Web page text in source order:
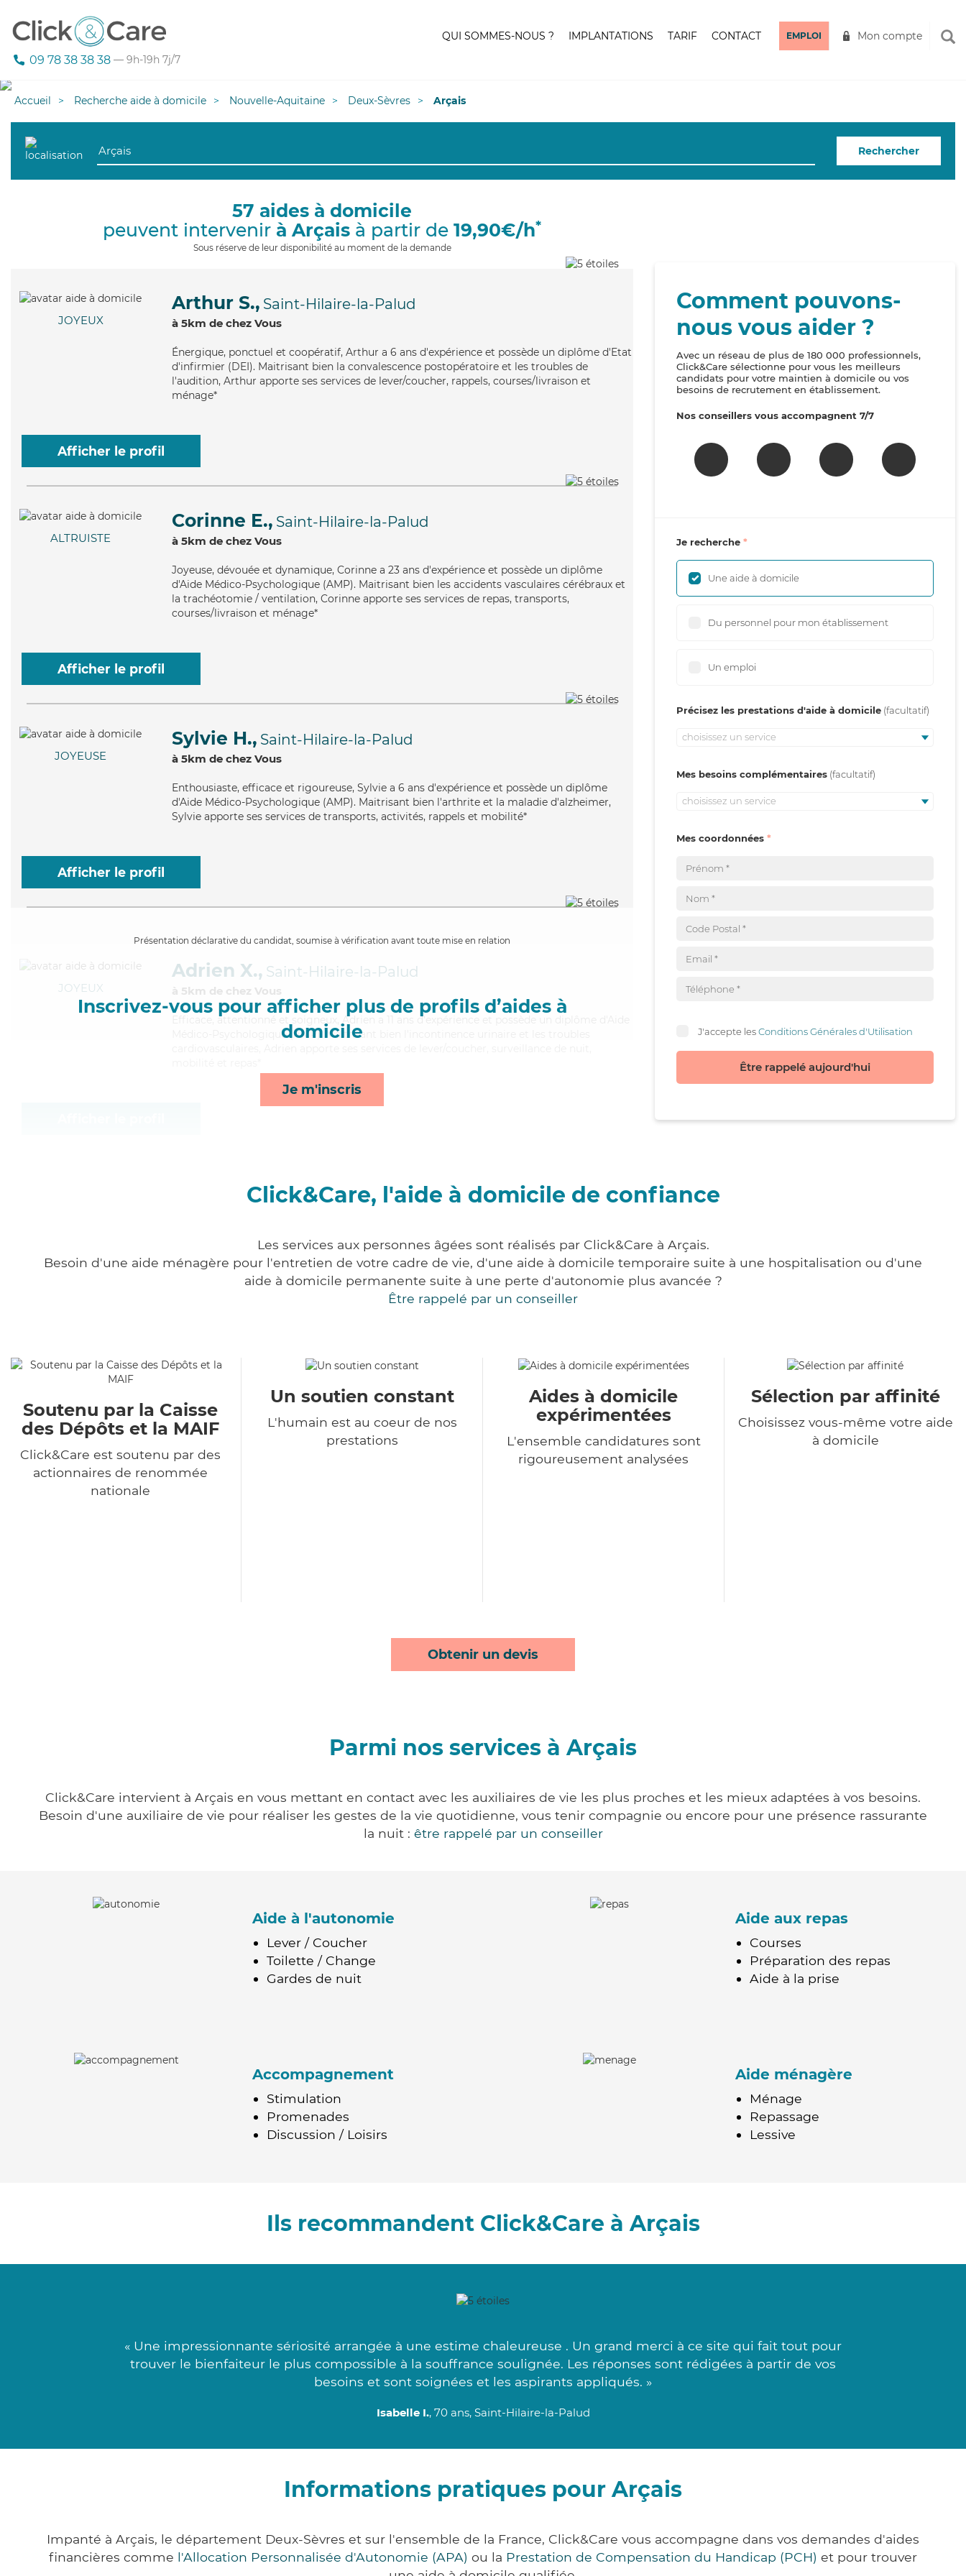
09 78 38 38 38 — 9h-19h 7j/7
QUI SOMMES-NOUS ? IMPLANTATIONS TARIF CONTACT EMPLOI Mon compte
Accueil Recherche aide à domicile Nouvelle-Aquitaine Deux-Sèvres Arçais
Rechercher
57 aides à domicile
peuvent intervenir à Arçais à partir de 19,90€/h*
Sous réserve de leur disponibilité au moment de la demande
JOYEUX
Arthur S., Saint-Hilaire-la-Palud
à 5km de chez Vous
Énergique, ponctuel et coopératif, Arthur a 6 ans d'expérience et possède un diplôme d'Etat
d'infirmier (DEI). Maitrisant bien la convalescence postopératoire et les troubles de
l'audition, Arthur apporte ses services de lever/coucher, rappels, courses/livraison et
ménage*
Afficher le profil
ALTRUISTE
Corinne E., Saint-Hilaire-la-Palud
à 5km de chez Vous
Joyeuse, dévouée et dynamique, Corinne a 23 ans d'expérience et possède un diplôme
d'Aide Médico-Psychologique (AMP). Maitrisant bien les accidents vasculaires cérébraux et
la trachéotomie / ventilation, Corinne apporte ses services de repas, transports,
courses/livraison et ménage*
Afficher le profil
JOYEUSE
Sylvie H., Saint-Hilaire-la-Palud
à 5km de chez Vous
Enthousiaste, efficace et rigoureuse, Sylvie a 6 ans d'expérience et possède un diplôme
d'Aide Médico-Psychologique (AMP). Maitrisant bien l'arthrite et la maladie d'alzheimer,
Sylvie apporte ses services de transports, activités, rappels et mobilité*
Afficher le profil
Présentation déclarative du candidat, soumise à vérification avant toute mise en relation
Inscrivez-vous pour afficher plus de profils d’aides à
domicile
Je m'inscris
JOYEUX
Adrien X., Saint-Hilaire-la-Palud
à 5km de chez Vous
, attentionné et soigneux, Adrien a 11 ans d'expérience et possède un diplôme d'Aide
Médico-Psychologique (AMP). Maitrisant bien l'incontinence urinaire et les troubles
Comment pouvons-
nous vous aider ?
Avec un réseau de plus de 180 000 professionnels,
Click&Care sélectionne pour vous les meilleurs
candidats pour votre maintien à domicile ou vos
besoins de recrutement en établissement.
Nos conseillers vous accompagnent 7/7
Je recherche
Une aide à domicile
Du personnel pour mon établissement
Un emploi
Précisez les prestations d'aide à domicile
choisissez un service
Mes besoins complémentaires
choisissez un service
Mes coordonnées
J'accepte lesConditions Générales d'Utilisation
Être rappelé aujourd'hui
Click&Care, l'aide à domicile de confiance
Les services aux personnes âgées sont réalisés par Click&Care à Arçais.
Besoin d'une aide ménagère pour l'entretien de votre cadre de vie, d'une aide à domicile temporaire suite à une hospitalisation ou d'une
aide à domicile permanente suite à une perte d'autonomie plus avancée ?
Être rappelé par un conseiller
Soutenu par la Caisse
des Dépôts et la MAIF
Click&Care est soutenu par des
actionnaires de renommée
nationale
Un soutien constant
L'humain est au coeur de nos
prestations
Aides à domicile
expérimentées
L'ensemble candidatures sont
rigoureusement analysées
Sélection par affinité
Choisissez vous-même votre aide
à domicile
Obtenir un devis
Parmi nos services à Arçais
Click&Care intervient à Arçais en vous mettant en contact avec les auxiliaires de vie les plus proches et les mieux adaptées à vos besoins.
Besoin d'une auxiliaire de vie pour réaliser les gestes de la vie quotidienne, vous tenir compagnie ou encore pour une présence rassurante
la nuit : être rappelé par un conseiller
Aide à l'autonomie
Lever / Coucher
Toilette / Change
Gardes de nuit
Aide aux repas
Courses
Préparation des repas
Aide à la prise
Accompagnement
Stimulation
Promenades
Discussion / Loisirs
Aide ménagère
Ménage
Repassage
Lessive
Ils recommandent Click&Care à Arçais
« Une impressionnante sériosité arrangée à une estime chaleureuse . Un grand merci à ce site qui fait tout pour
trouver le bienfaiteur le plus compossible à la souffrance soulignée. Les réponses sont rédigées à partir de vos
besoins et sont soignées et les aspirants appliqués. »
Isabelle I., 70 ans, Saint-Hilaire-la-Palud
Informations pratiques pour Arçais
Impanté à Arçais, le département Deux-Sèvres et sur l'ensemble de la France, Click&Care vous accompagne dans vos demandes d'aides
financières comme l'Allocation Personnalisée d'Autonomie (APA) ou la Prestation de Compensation du Handicap (PCH) et pour trouver